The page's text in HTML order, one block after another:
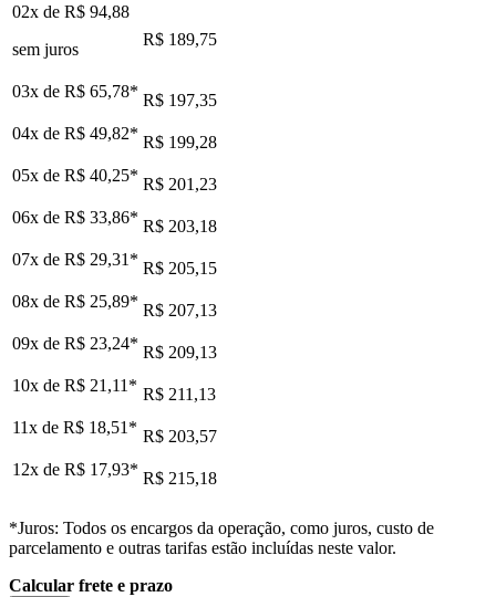
02x de R$ 94,88
sem juros
R$ 189,75
03x de R$ 65,78* R$ 197,35
04x de R$ 49,82* R$ 199,28
05x de R$ 40,25* R$ 201,23
06x de R$ 33,86* R$ 203,18
07x de R$ 29,31 * R$ 205,15
08x de R$ 25,89* R$ 207,13
09x de R$ 23,24* R$ 209,13
10x de R$ 21,11 * R$ 211,13
11x de R$ 18,51 * R$ 203,57
12x de R$ 17,93* R$ 215,18
*Juros: Todos os encargos da operação, como juros, custo de
parcelamento e outras tarifas estão incluídas neste valor.
Calcular frete e prazo